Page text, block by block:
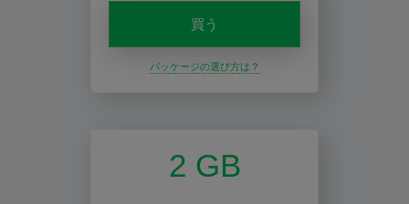
買う
パッケージの選び方は？
2 GB